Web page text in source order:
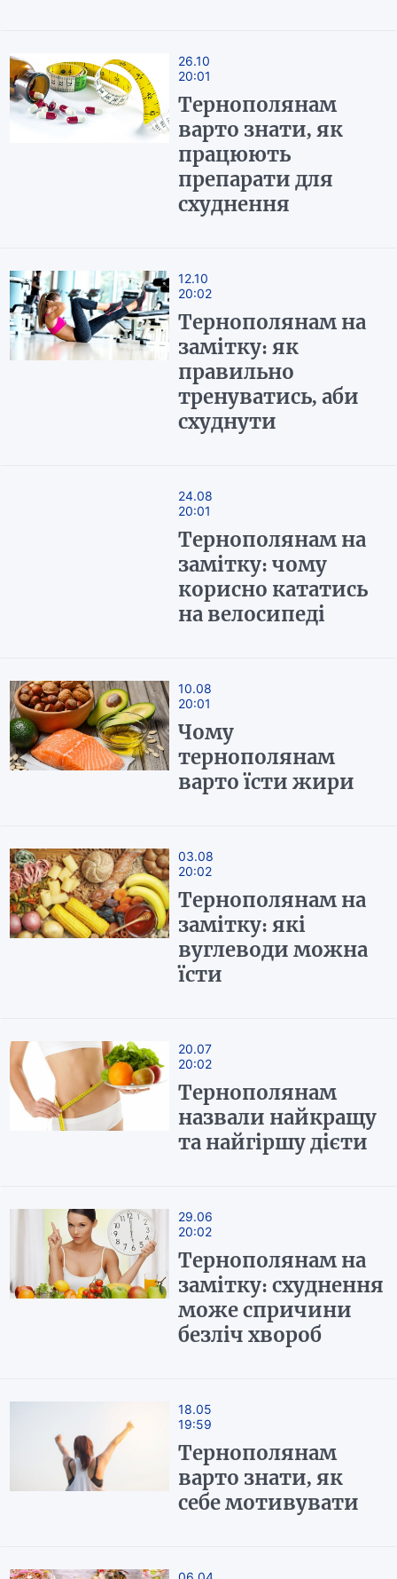
26.10
20:01
Тернополянам
варто знати, як
працюють
препарати для
схуднення
12.10
20:02
Тернополянам на
замітку: як
правильно
тренуватись, аби
схуднути
24.08
20:01
Тернополянам на
замітку: чому
корисно кататись
на велосипеді
10.08
20:01
Чому
тернополянам
варто їсти жири
03.08
20:02
Тернополянам на
замітку: які
вуглеводи можна
їсти
20.07
20:02
Тернополянам
назвали найкращу
та найгіршу дієти
29.06
20:02
Тернополянам на
замітку: схуднення
може спричини
безліч хвороб
18.05
19:59
Тернополянам
варто знати, як
себе мотивувати